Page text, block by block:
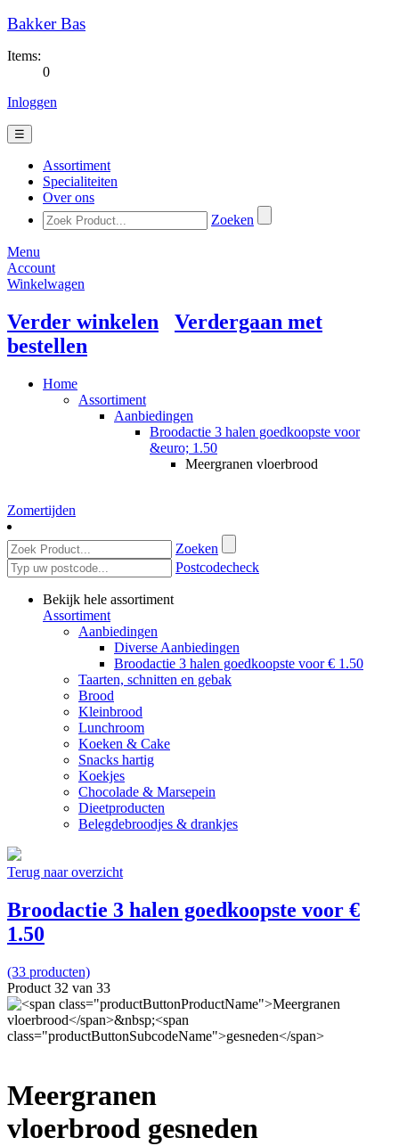
Bakker Bas
Items:
0
Inloggen
☰
Assortiment
Specialiteiten
Over ons
Zoeken
Menu
Account
Winkelwagen
Verder winkelen
Verdergaan met
bestellen
Home
Assortiment
Aanbiedingen
Broodactie 3 halen goedkoopste voor
&euro; 1.50
Meergranen vloerbrood
Zomertijden
Zoeken
Postcodecheck
Bekijk hele assortiment
Assortiment
Aanbiedingen
Diverse Aanbiedingen
Broodactie 3 halen goedkoopste voor € 1.50
Taarten, schnitten en gebak
Brood
Kleinbrood
Lunchroom
Koeken & Cake
Snacks hartig
Koekjes
Chocolade & Marsepein
Dieetproducten
Belegdebroodjes & drankjes
Terug naar overzicht
Broodactie 3 halen goedkoopste voor €
1.50
(33 producten)
Product 32 van 33
Meergranen
vloerbrood gesneden